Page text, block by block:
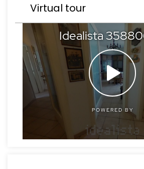
Virtual tour